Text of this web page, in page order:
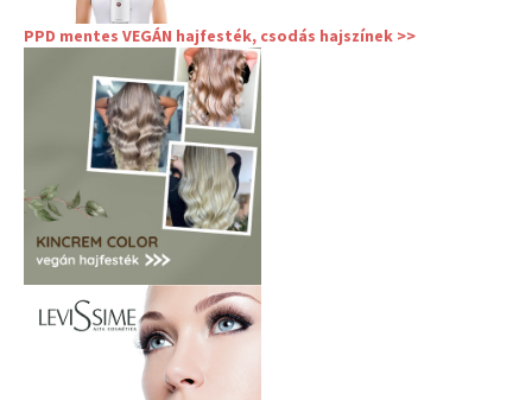
PPD mentes VEGÁN hajfesték, csodás hajszínek >>